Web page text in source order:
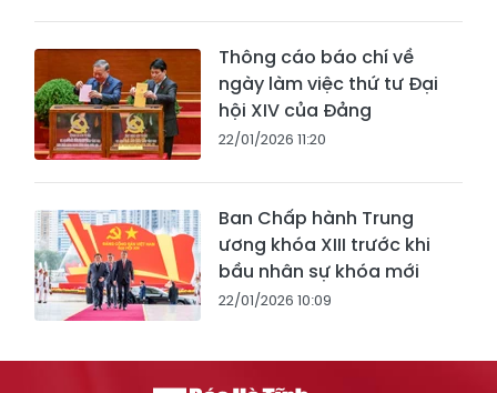
Thông cáo báo chí về
ngày làm việc thứ tư Đại
hội XIV của Đảng
22/01/2026 11:20
Ban Chấp hành Trung
ương khóa XIII trước khi
bầu nhân sự khóa mới
22/01/2026 10:09